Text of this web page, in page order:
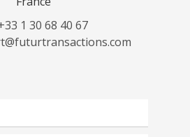
1 30 68 40 67